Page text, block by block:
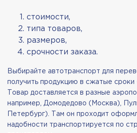
стоимости,
типа товаров,
размеров,
срочности заказа.
Выбирайте автотранспорт для
получить продукцию в сжатые сроки
Товар доставляется в разные
например, Домодедово (Москва),
Петербург). Там он проходит
надобности транспортируется по